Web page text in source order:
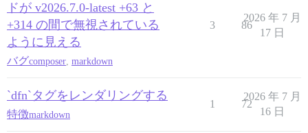
ドが v2026.7.0-latest +63 と
+314 の間で無視されている
ように見える
バグcomposer markdown
3 86
2026 年 7 月
17 日
`dfn`タグをレンダリングする
特徴markdown
1 72
2026 年 7 月
16 日